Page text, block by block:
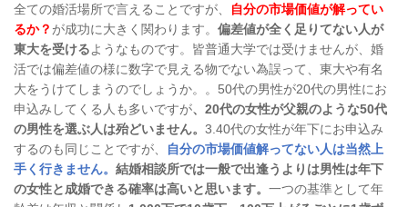
全ての婚活場所で言えることですが、
自分の市場価値が解ってい
るか？ が成功に大きく関わります。 偏差値が全く足りてない人が
東大を受けるようなものです。皆普通大学では受けませんが、婚
活では偏差値の様に数字で見える物でない為誤って、東大や有名
大をうけてしまうのでしょうか。。 50代の男性が20代の男性にお
申込みしてくる人も多いですが、 20代の女性が父親のような50代
の男性を選ぶ人は殆どいません。 3.40代の女性が年下にお申込み
するのも同じことですが、
自分の市場価値解ってない人は当然上
手く行きません。 結婚相談所では一般で出逢うよりは男性は年下
の女性と成婚できる確率は高いと思います。 一つの基準として年